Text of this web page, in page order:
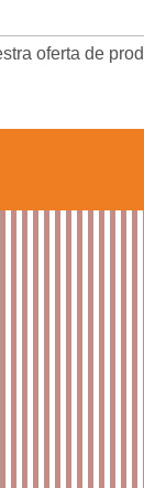
oferta de